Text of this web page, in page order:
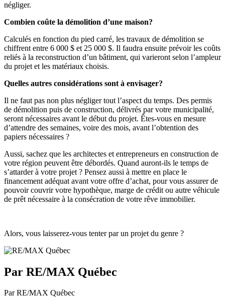
négliger.
Combien coûte la démolition d’une maison?
Calculés en fonction du pied carré, les travaux de démolition se
chiffrent entre 6 000 $ et 25 000 $. Il faudra ensuite prévoir les coûts
reliés à la reconstruction d’un bâtiment, qui varieront selon l’ampleur
du projet et les matériaux choisis.
Quelles autres considérations sont à envisager?
Il ne faut pas non plus négliger tout l’aspect du temps. Des permis
de démolition puis de construction, délivrés par votre municipalité,
seront nécessaires avant le début du projet. Êtes-vous en mesure
d’attendre des semaines, voire des mois, avant l’obtention des
papiers nécessaires ?
Aussi, sachez que les architectes et entrepreneurs en construction de
votre région peuvent être débordés. Quand auront-ils le temps de
s’attarder à votre projet ? Pensez aussi à mettre en place le
financement adéquat avant votre offre d’achat, pour vous assurer de
pouvoir couvrir votre hypothèque, marge de crédit ou autre véhicule
de prêt nécessaire à la consécration de votre rêve immobilier.
Alors, vous laisserez-vous tenter par un projet du genre ?
Par RE/MAX Québec
Par RE/MAX Québec